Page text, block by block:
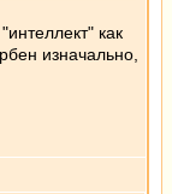
как
изначально,